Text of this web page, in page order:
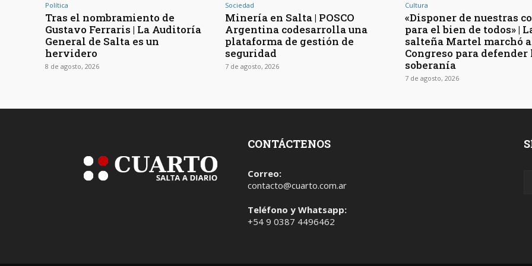
Política
Tras el nombramiento de
Gustavo Ferraris | La Auditoría
General de Salta es un
hervidero
8 de agosto, 2026
Sociedad
Minería en Salta | POSCO
Argentina codesarrolla una
plataforma de gestión de
seguridad
7 de agosto, 2026
Cultura
«Disponer de nuestras
para el bien de todos» |
salteña Martel marchó
Congreso para defender
soberanía
7 de agosto, 2026
CONTÁCTENOS
Correo:
contacto@cuarto.com.ar
Teléfono y Whatsapp:
+54 9 0387 4496462